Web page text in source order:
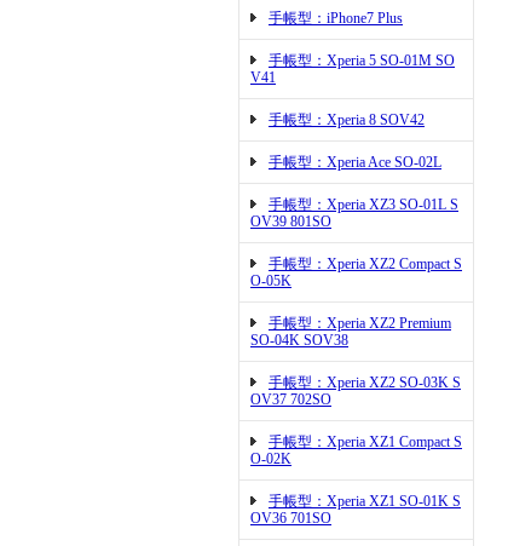
手帳型：iPhone7 Plus
手帳型：Xperia 5 SO-01M SO
V41
手帳型：Xperia 8 SOV42
手帳型：Xperia Ace SO-02L
手帳型：Xperia XZ3 SO-01L S
OV39 801SO
手帳型：Xperia XZ2 Compact S
O-05K
手帳型：Xperia XZ2 Premium
SO-04K SOV38
手帳型：Xperia XZ2 SO-03K S
OV37 702SO
手帳型：Xperia XZ1 Compact S
O-02K
手帳型：Xperia XZ1 SO-01K S
OV36 701SO